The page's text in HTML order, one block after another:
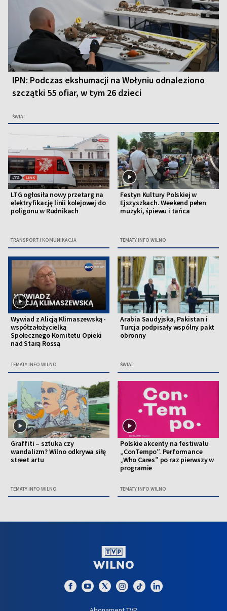
IPN: Podczas ekshumacji na Wołyniu odnaleziono
szczątki 55 ofiar, w tym 26 dzieci
ŚWIAT
LTG ogłosiła nowy przetarg na
elektryfikację linii kolejowej do
poligonu w Rudnikach
TRANSPORT I KOMUNIKACJA
Festyn Kultury Polskiej w
Ejszyszkach. Weekend pełen
muzyki, śpiewu i tańca
TEMATY INFO WILNO
Wywiad z Alicją Klimaszewską -
współzałożycielką
Społecznego Komitetu Opieki
nad Starą Rossą
TEMATY INFO WILNO
Arabia Saudyjska, Pakistan i
Turcja podpisały wspólny pakt
obronny
ŚWIAT
Graffiti – sztuka czy
wandalizm? Wilno odkrywa siłę
street artu
TEMATY INFO WILNO
Polskie akcenty na festiwalu
„ConTempo”. Performance
„Who Cares” po raz pierwszy w
programie
TEMATY INFO WILNO